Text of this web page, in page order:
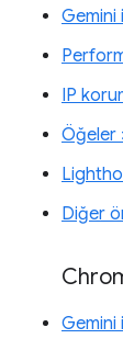
Gemini
IP
Öğeler
Diğer
Gemini